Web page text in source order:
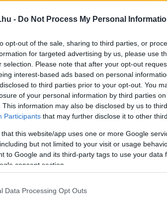
- Do Not Process My Personal
opt-out of the sale, sharing to third parties, or
for targeted advertising by us, please use
selection. Please note that after your opt-out
interest-based ads based on personal
to third parties prior to your opt-out. You
of your personal information by third parties on
This information may also be disclosed by us to
Participants that may further disclose it to other
that this website/app uses one or more Google
but not limited to your visit or usage
to Google and its third-party tags to use your data
consent section.
Data Processing Opt Outs